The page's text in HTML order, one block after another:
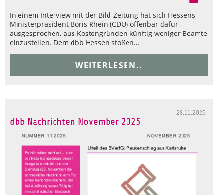
In einem Interview mit der Bild-Zeitung hat sich Hessens
Ministerpräsident Boris Rhein (CDU) offenbar dafür
ausgesprochen, aus Kostengründen künftig weniger Beamte
einzustellen. Dem dbb Hessen stoßen…
WEITERLESEN..
28.11.2025
dbb Nachrichten November 2025